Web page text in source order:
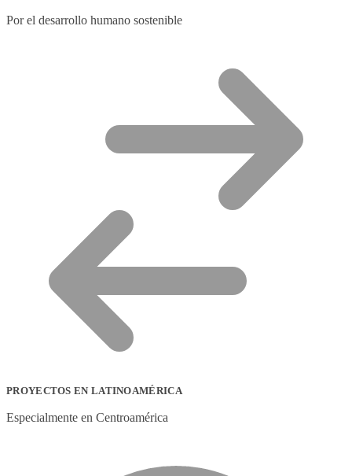
Por el desarrollo humano sostenible
PROYECTOS EN LATINOAMÉRICA
Especialmente en Centroamérica